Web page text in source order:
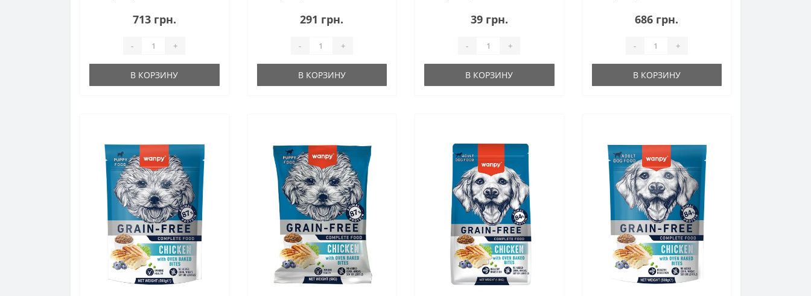
713 грн.
- +
В КОРЗИНУ
291 грн.
- +
В КОРЗИНУ
39 грн.
- +
В КОРЗИНУ
686 грн.
- +
В КОРЗИНУ